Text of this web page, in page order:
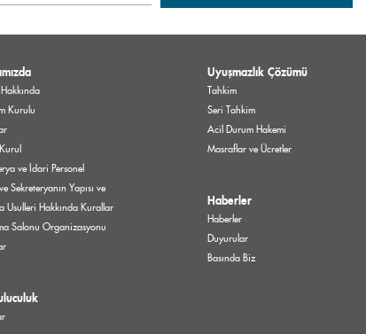
Kurulu
ve İdari Personel
Sekreteryanın Yapısı ve
Usulleri Hakkında Kurallar
Salonu Organizasyonu
Uyuşmazlık Çözümü
Tahkim
Seri Tahkim
Acil Durum Hakemi
Masraflar ve Ücretler
Haberler
Haberler
Duyurular
Basında Biz